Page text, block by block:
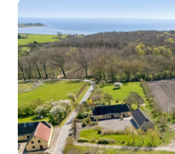
Landejendom:
Skaregårdsvej
5,
Tåsinge,
5700
Svendborg